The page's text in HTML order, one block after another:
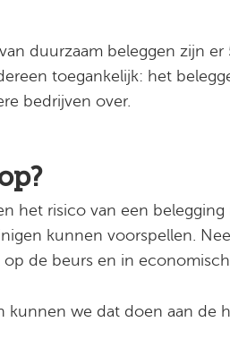
duurzaam beleggen zijn
toegankelijk: het
bedrijven over.
het risico van een
kunnen voorspellen.
de beurs en in
we dat doen aan de